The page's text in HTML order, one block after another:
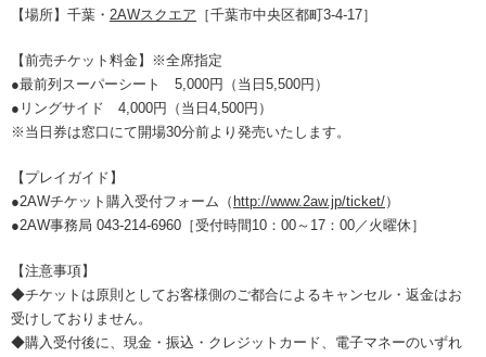
【場所】千葉・ 2AWスクエア ［千葉市中央区都町3-4-17］
【前売チケット料金】※全席指定
●最前列スーパーシート 5,000円（当日5,500円）
●リングサイド 4,000円（当日4,500円）
※当日券は窓口にて開場30分前より発売いたします。
【プレイガイド】
●2AWチケット購入受付フォーム（ http://www.2aw.jp/ticket/）
●2AW事務局 043-214-6960［受付時間10：00～17：00／火曜休］
【注意事項】
◆チケットは原則としてお客様側のご都合によるキャンセル・返金はお
受けしておりません。
◆購入受付後に、現金・振込・クレジットカード、電子マネーのいずれ